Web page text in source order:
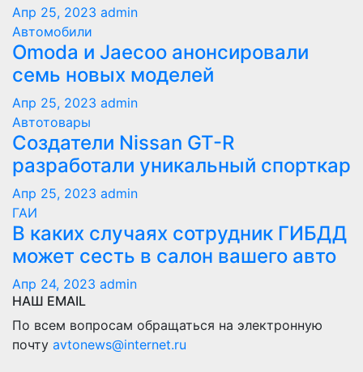
Апр 25, 2023 admin
Автомобили
Оmoda и Jaecoo анонсировали
семь новых моделей
Апр 25, 2023 admin
Автотовары
Создатели Nissan GT-R
разработали уникальный спорткар
Апр 25, 2023 admin
ГАИ
В каких случаях сотрудник ГИБДД
может сесть в салон вашего авто
Апр 24, 2023 admin
НАШ EMAIL
По всем вопросам обращаться на электронную
почту avtonews@internet.ru